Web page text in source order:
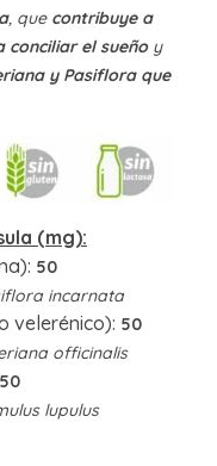
, que contribuye a
conciliar el sueñoy
y Pasiflora que
(mg):
50
incarnata
velerénico): 50
officinalis
50
lupulus